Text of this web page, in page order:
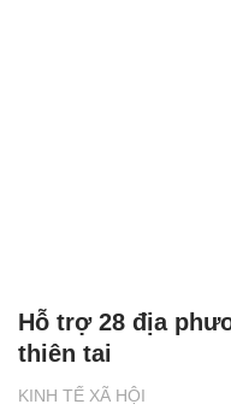
KINH TẾ XÃ HỘI
Hỗ trợ 28 địa
thiên tai